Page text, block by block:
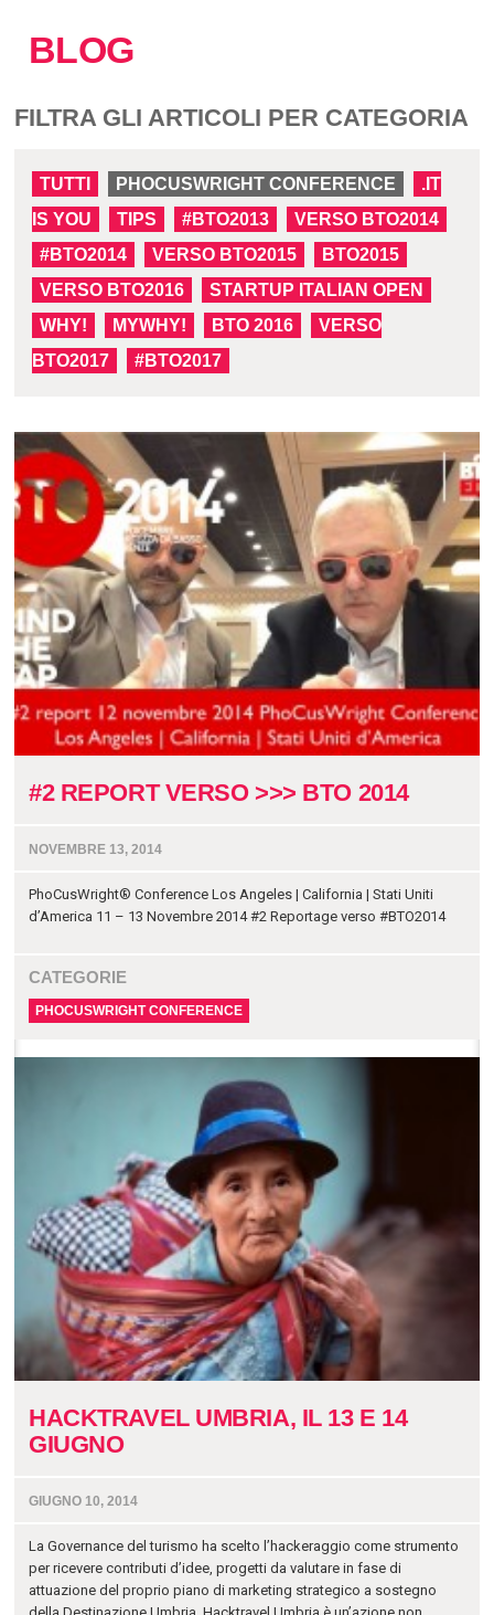
BLOG
FILTRA GLI ARTICOLI PER CATEGORIA
TUTTI PHOCUSWRIGHT CONFERENCE
.IT
IS YOU
TIPS #BTO2013
VERSO BTO2014
#BTO2014
VERSO BTO2015
BTO2015
VERSO BTO2016
STARTUP ITALIAN OPEN
WHY!
MYWHY! BTO 2016
VERSO
BTO2017
#BTO2017
#2 REPORT VERSO >>> BTO 2014
NOVEMBRE 13, 2014
PhoCusWright® Conference Los Angeles | California | Stati Uniti
d’America 11 – 13 Novembre 2014 #2 Reportage verso #BTO2014
CATEGORIE
PHOCUSWRIGHT CONFERENCE
HACKTRAVEL UMBRIA, IL 13 E 14
GIUGNO
GIUGNO 10, 2014
La Governance del turismo ha scelto l’hackeraggio come strumento
per ricevere contributi d’idee, progetti da valutare in fase di
attuazione del proprio piano di marketing strategico a sostegno